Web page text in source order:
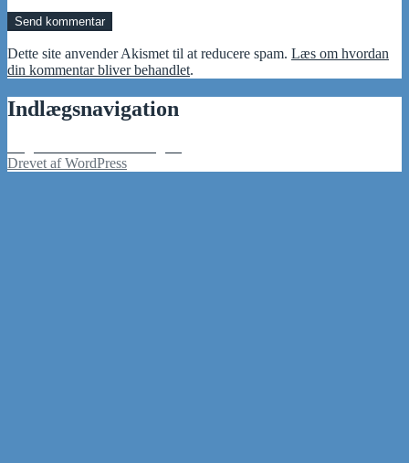
Dette site anvender Akismet til at reducere spam. Læs om hvordan
din kommentar bliver behandlet.
Indlægsnavigation
Drevet af WordPress